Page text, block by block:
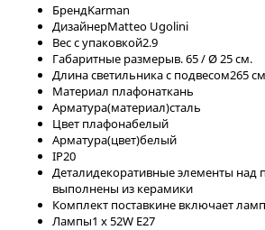
БрендKarman
ДизайнерMatteo Ugolini
Вес с упаковкой2.9
Габаритные размерыв. 65 / Ø 25 см.
Длина светильника с подвесом265
Материал плафонаткань
Арматура(материал)сталь
Цвет плафонабелый
Арматура(цвет)белый
IP20
Деталидекоративные элементы над
выполнены из керамики
Комплект поставкине включает
Лaмпы1 x 52W E27